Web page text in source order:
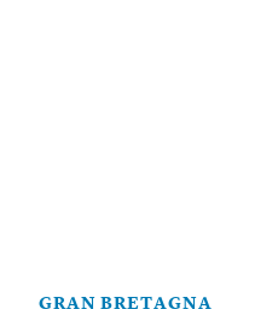
GRAN BRETAGNA